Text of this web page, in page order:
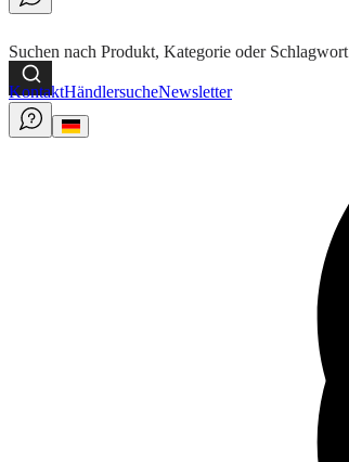
Suchen nach Produkt, Kategorie oder Schlagwort
KontaktHändlersucheNewsletter